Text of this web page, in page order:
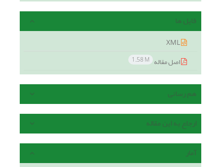
فایل ها
اصل مقاله 1.58 M
هم رسانی
ارجاع به این مقاله
آمار